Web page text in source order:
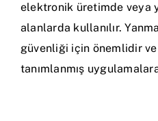
elektronik üretimde veya
alanlarda kullanılır.
güvenliği için önemlidir
tanımlanmış